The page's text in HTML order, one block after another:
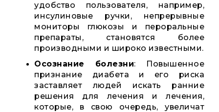
удобство пользователя, например,
инсулиновые ручки, непрерывные
мониторы глюкозы и пероральные
препараты, становятся более
производными и широко известными.
Осознание болезни: Повышенное
признание диабета и его риска
заставляет людей искать ранние
решения для лечения и лечения,
которые, в свою очередь, увеличат